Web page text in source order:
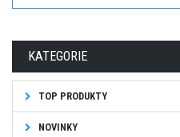
KATEGORIE
TOP PRODUKTY
NOVINKY